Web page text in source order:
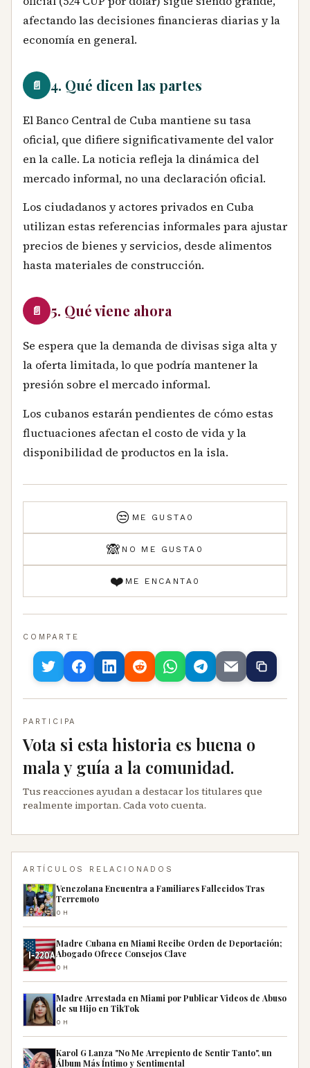
afectando las decisiones financieras diarias y la
economía en general.
📄 4. Qué dicen las partes
El Banco Central de Cuba mantiene su tasa
oficial, que difiere significativamente del valor
en la calle. La noticia refleja la dinámica del
mercado informal, no una declaración oficial.
Los ciudadanos y actores privados en Cuba
utilizan estas referencias informales para ajustar
precios de bienes y servicios, desde alimentos
hasta materiales de construcción.
📄 5. Qué viene ahora
Se espera que la demanda de divisas siga alta y
la oferta limitada, lo que podría mantener la
presión sobre el mercado informal.
Los cubanos estarán pendientes de cómo estas
fluctuaciones afectan el costo de vida y la
disponibilidad de productos en la isla.
😒 ME GUSTA 0
🙈 NO ME GUSTA 0
❤️ ME ENCANTA 0
COMPARTE
PARTICIPA
Vota si esta historia es buena o
mala y guía a la comunidad.
Tus reacciones ayudan a destacar los titulares que
realmente importan. Cada voto cuenta.
ARTÍCULOS RELACIONADOS
Venezolana Encuentra a Familiares Fallecidos Tras
Terremoto
0H
Madre Cubana en Miami Recibe Orden de Deportación;
Abogado Ofrece Consejos Clave
0H
Madre Arrestada en Miami por Publicar Videos de Abuso
de su Hijo en TikTok
0H
Karol G Lanza "No Me Arrepiento de Sentir Tanto", un
Álbum Más Íntimo y Sentimental